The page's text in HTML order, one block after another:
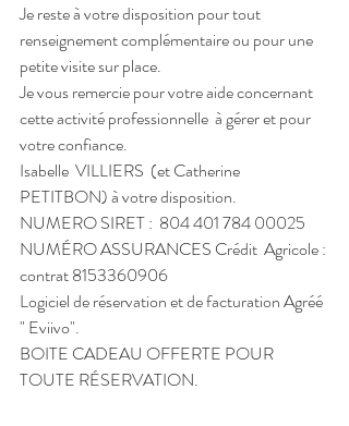
Je reste à votre disposition pour tout
renseignement complémentaire ou pour une
petite visite sur place.
Je vous remercie pour votre aide concernant
cette activité professionnelle  à gérer et pour
votre confiance.
Isabelle  VILLIERS  (et Catherine
PETITBON) à votre disposition.
NUMERO SIRET :  804 401 784 00025
NUMÉRO ASSURANCES Crédit  Agricole :
contrat 8153360906
Logiciel de réservation et de facturation Agréé
" Eviivo".
BOITE CADEAU OFFERTE POUR
TOUTE RÉSERVATION.